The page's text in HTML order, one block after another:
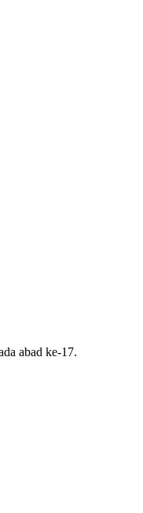
abad ke-17.